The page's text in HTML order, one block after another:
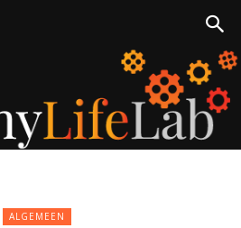
ALGEMEEN